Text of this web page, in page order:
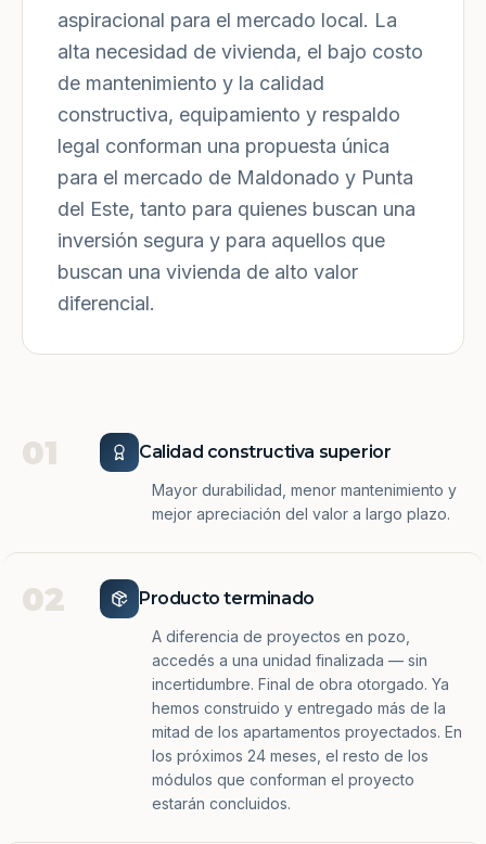
aspiracional para el mercado local. La
alta necesidad de vivienda, el bajo costo
de mantenimiento y la calidad
constructiva, equipamiento y respaldo
legal conforman una propuesta única
para el mercado de Maldonado y Punta
del Este, tanto para quienes buscan una
inversión segura y para aquellos que
buscan una vivienda de alto valor
diferencial.
01 Calidad constructiva superior
Mayor durabilidad, menor mantenimiento y
mejor apreciación del valor a largo plazo.
02 Producto terminado
A diferencia de proyectos en pozo,
accedés a una unidad finalizada — sin
incertidumbre. Final de obra otorgado. Ya
hemos construido y entregado más de la
mitad de los apartamentos proyectados. En
los próximos 24 meses, el resto de los
módulos que conforman el proyecto
estarán concluidos.